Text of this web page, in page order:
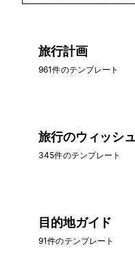
旅行計画
961件のテンプレート
旅行のウィッシ
345件のテンプレート
目的地ガイド
91件のテンプレート